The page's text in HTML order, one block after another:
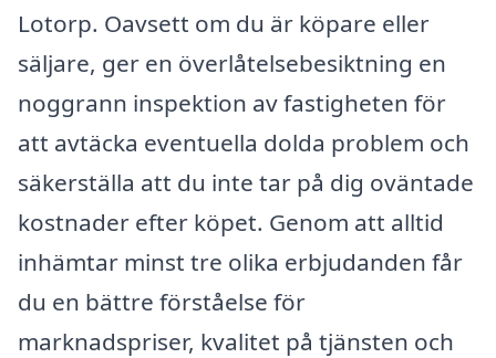
Lotorp. Oavsett om du är köpare eller
säljare, ger en överlåtelsebesiktning en
noggrann inspektion av fastigheten för
att avtäcka eventuella dolda problem och
säkerställa att du inte tar på dig oväntade
kostnader efter köpet. Genom att alltid
inhämtar minst tre olika erbjudanden får
du en bättre förståelse för
marknadspriser, kvalitet på tjänsten och